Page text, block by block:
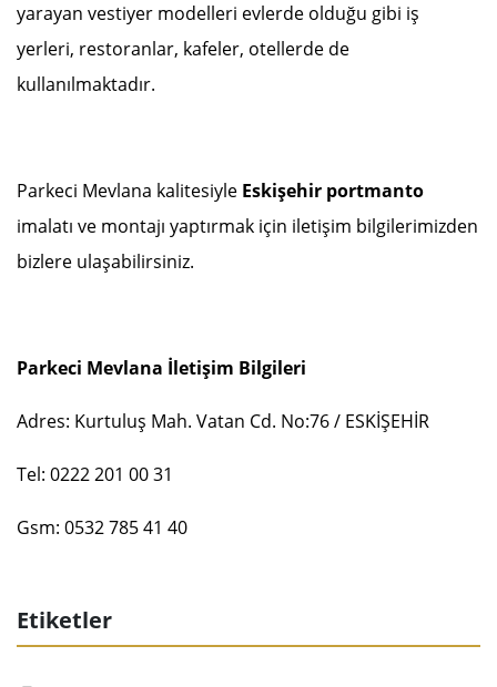
yarayan vestiyer modelleri evlerde olduğu gibi iş
yerleri, restoranlar, kafeler, otellerde de
kullanılmaktadır.
Parkeci Mevlana kalitesiyle Eskişehir portmanto
imalatı ve montajı yaptırmak için iletişim bilgilerimizden
bizlere ulaşabilirsiniz.
Parkeci Mevlana İletişim Bilgileri
Adres: Kurtuluş Mah. Vatan Cd. No:76 / ESKİŞEHİR
Tel: 0222 201 00 31
Gsm: 0532 785 41 40
Etiketler